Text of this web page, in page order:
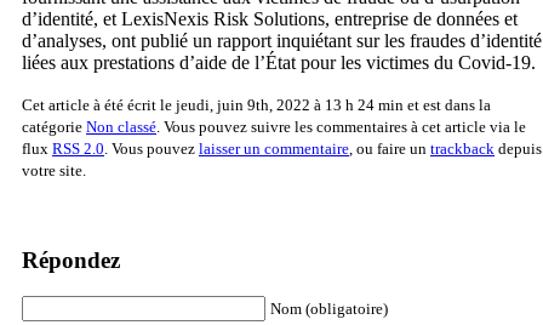
d’identité, et LexisNexis Risk Solutions, entreprise de données et
d’analyses, ont publié un rapport inquiétant sur les fraudes d’identité
liées aux prestations d’aide de l’État pour les victimes du Covid-19.
Cet article à été écrit le jeudi, juin 9th, 2022 à 13 h 24 min et est dans la
catégorie Non classé . Vous pouvez suivre les commentaires à cet article via le
flux RSS 2.0 . Vous pouvez laisser un commentaire , ou faire un trackback depuis
votre site.
Répondez
Nom (obligatoire)